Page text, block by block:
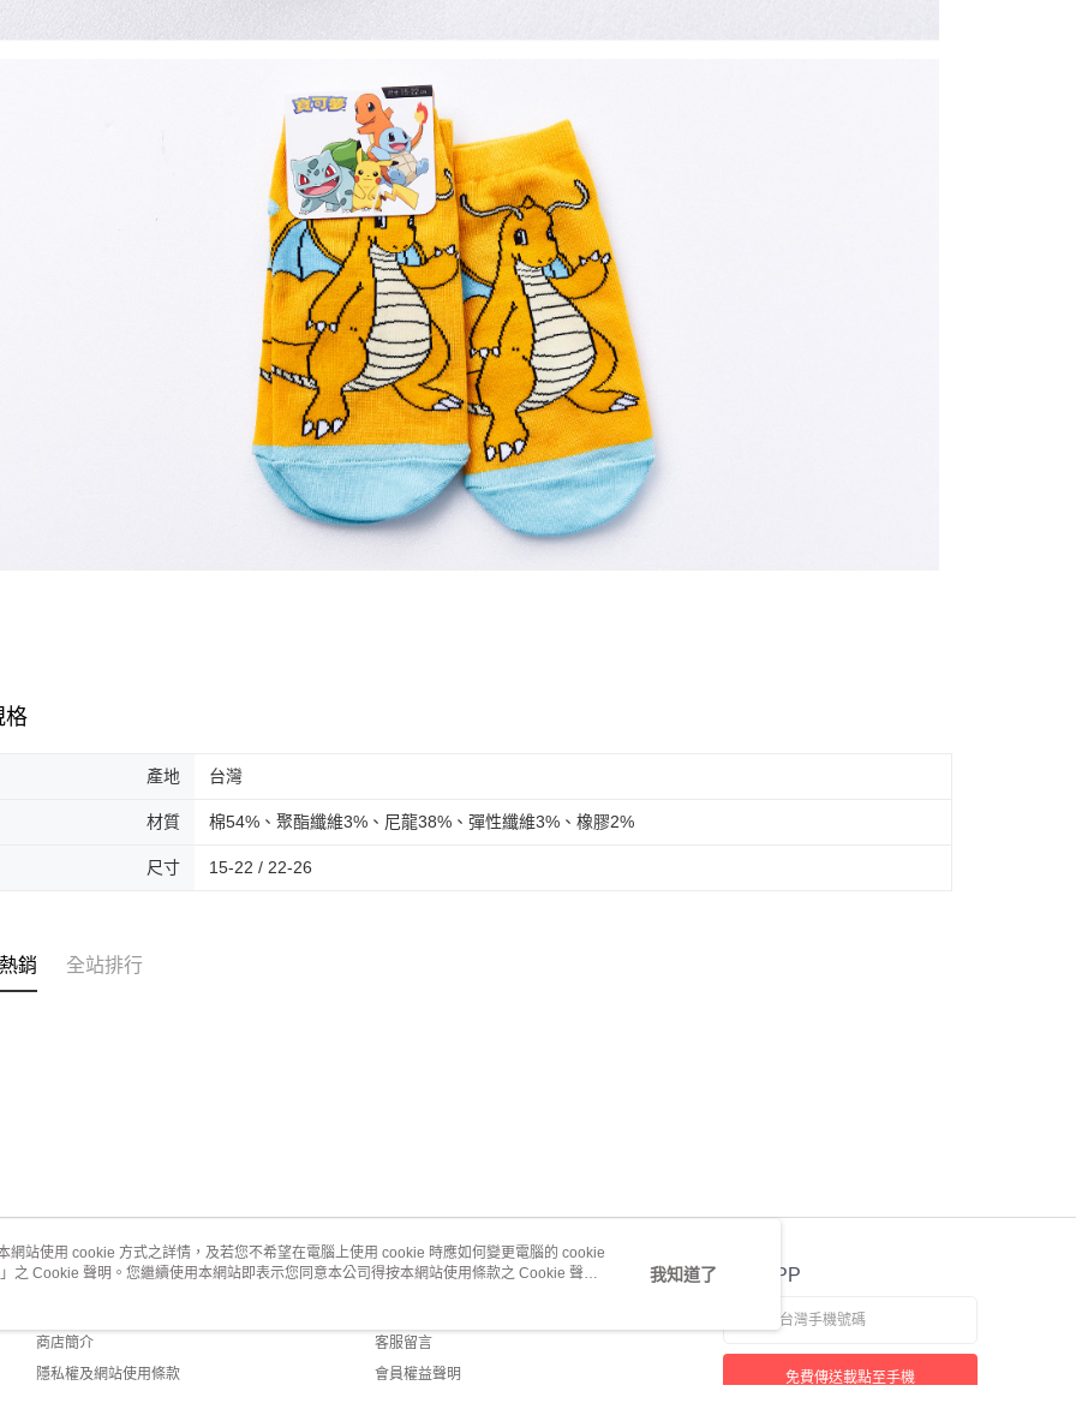
格
產地 台灣
材質 棉54%、聚酯纖維3%、尼龍38%、彈性纖維3%、橡膠2%
尺寸 15-22 / 22-26
銷 全站排行
關於我們
商店簡介
隱私權及網站使用條款
客服資訊
客服留言
會員權益聲明
官方APP
免費傳送載點至手機
網站使用 cookie 方式之詳情，及若您不希望在電腦上使用 cookie 時應如何變更電腦的 cookie
」之 Cookie 聲明。您繼續使用本網站即表示您同意本公司得按本網站使用條款之 Cookie 聲明
我知道了